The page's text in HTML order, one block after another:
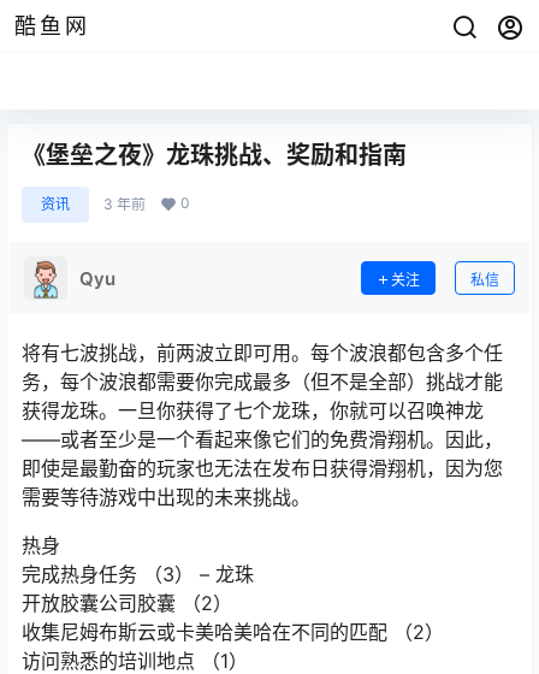
酷鱼网
《堡垒之夜》龙珠挑战、奖励和指南
资讯 3 年前 0
Qyu 关注 私信
将有七波挑战，前两波立即可用。每个波浪都包含多个任
务，每个波浪都需要你完成最多（但不是全部）挑战才能
获得龙珠。一旦你获得了七个龙珠，你就可以召唤神龙
——或者至少是一个看起来像它们的免费滑翔机。因此，
即使是最勤奋的玩家也无法在发布日获得滑翔机，因为您
需要等待游戏中出现的未来挑战。
热身
完成热身任务 （3） – 龙珠
开放胶囊公司胶囊 （2）
收集尼姆布斯云或卡美哈美哈在不同的匹配 （2）
访问熟悉的培训地点 （1）